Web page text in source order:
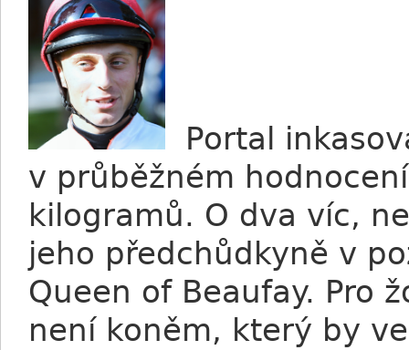
Portal
v průběžném
kilogramů. O dva víc,
jeho předchůdkyně v
Queen of Beaufay. Pro
není koněm, který by